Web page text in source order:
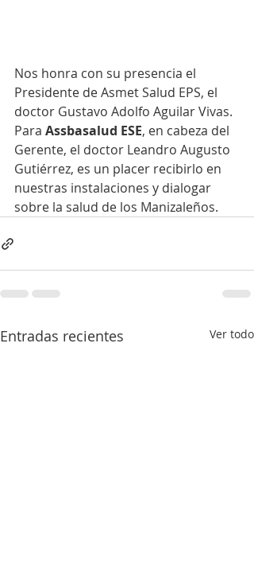
Nos honra con su presencia el
Presidente de Asmet Salud EPS, el
doctor Gustavo Adolfo Aguilar Vivas.
Para Assbasalud ESE, en cabeza del
Gerente, el doctor Leandro Augusto
Gutiérrez, es un placer recibirlo en
nuestras instalaciones y dialogar
sobre la salud de los Manizaleños.
Entradas recientes Ver todo